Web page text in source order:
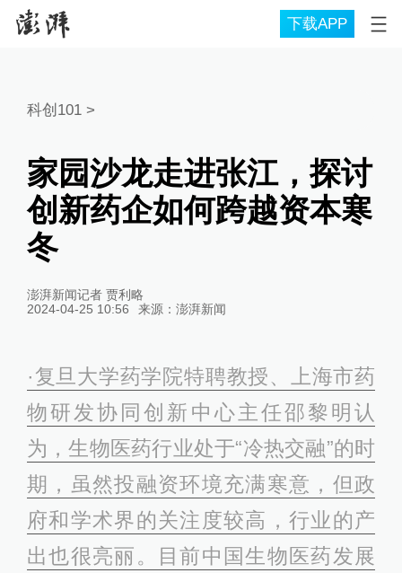
下载APP
科创101>
家园沙龙走进张江，探讨
创新药企如何跨越资本寒
冬
澎湃新闻记者 贾利略
2024-04-25 10:56
来源： 澎湃新闻
·复旦大学药学院特聘教授、上海市药
物研发协同创新中心主任邵黎明认
为，生物医药行业处于“冷热交融”的时
期，虽然投融资环境充满寒意，但政
府和学术界的关注度较高，行业的产
出也很亮丽。目前中国生物医药发展